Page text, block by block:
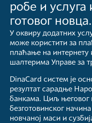
робе и
готовог новца.
У оквиру додатних
може користити за
плаћање на
шалтерима Управе за
DinaCard систем је
резултат сарадње
банкама. Циљ његовог
безготовинског
новчаној маси и